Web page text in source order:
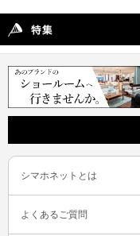
シマホネットとは
よくあるご質問